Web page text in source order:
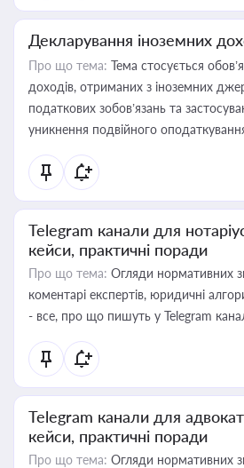
Декларування іноземних
Про що тема: Тема стосується
доходів, отриманих з іноземних
податкових зобов’язань та
уникнення подвійного
Telegram канали для
кейси, практичні поради
Про що тема: Огляди нормативних
коментарі експертів, юридичні
- все, про що пишуть у Telegram
Telegram канали для
кейси, практичні поради
Про що тема: Огляди нормативних